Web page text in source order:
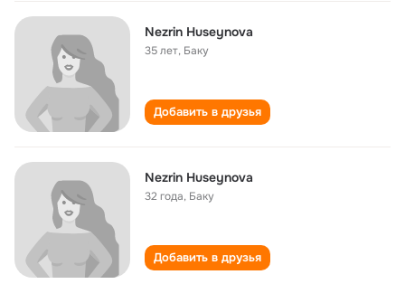
Nezrin Huseynova
35 лет, Баку
Добавить в друзья
Nezrin Huseynova
32 года, Баку
Добавить в друзья